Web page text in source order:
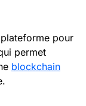
pour
permet
blockchain